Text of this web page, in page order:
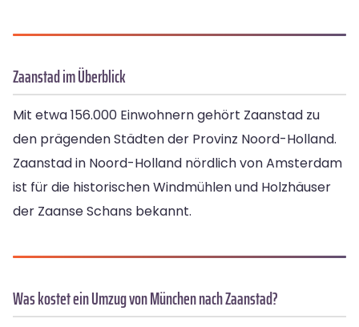
Zaanstad im Überblick
Mit etwa 156.000 Einwohnern gehört Zaanstad zu
den prägenden Städten der Provinz Noord-Holland.
Zaanstad in Noord-Holland nördlich von Amsterdam
ist für die historischen Windmühlen und Holzhäuser
der Zaanse Schans bekannt.
Was kostet ein Umzug von München nach Zaanstad?